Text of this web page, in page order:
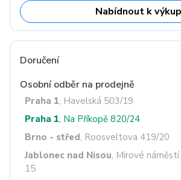
Nabídnout k
Doručení
Osobní odběr na prodejně
Praha 1, Havelská 503/19
Praha 1, Na Příkopě 820/24
Brno - střed, Roosveltova 419/20
Jablonec nad Nisou, Mírové náměstí
15